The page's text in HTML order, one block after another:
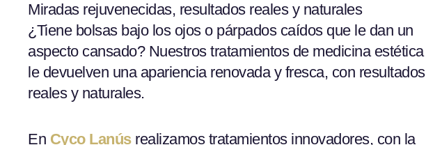
Miradas rejuvenecidas, resultados reales y naturales
¿Tiene bolsas bajo los ojos o párpados caídos que le dan un
aspecto cansado? Nuestros tratamientos de medicina estética
le devuelven una apariencia renovada y fresca, con resultados
reales y naturales.
En Cyco Lanúsrealizamos tratamientos innovadores, con la